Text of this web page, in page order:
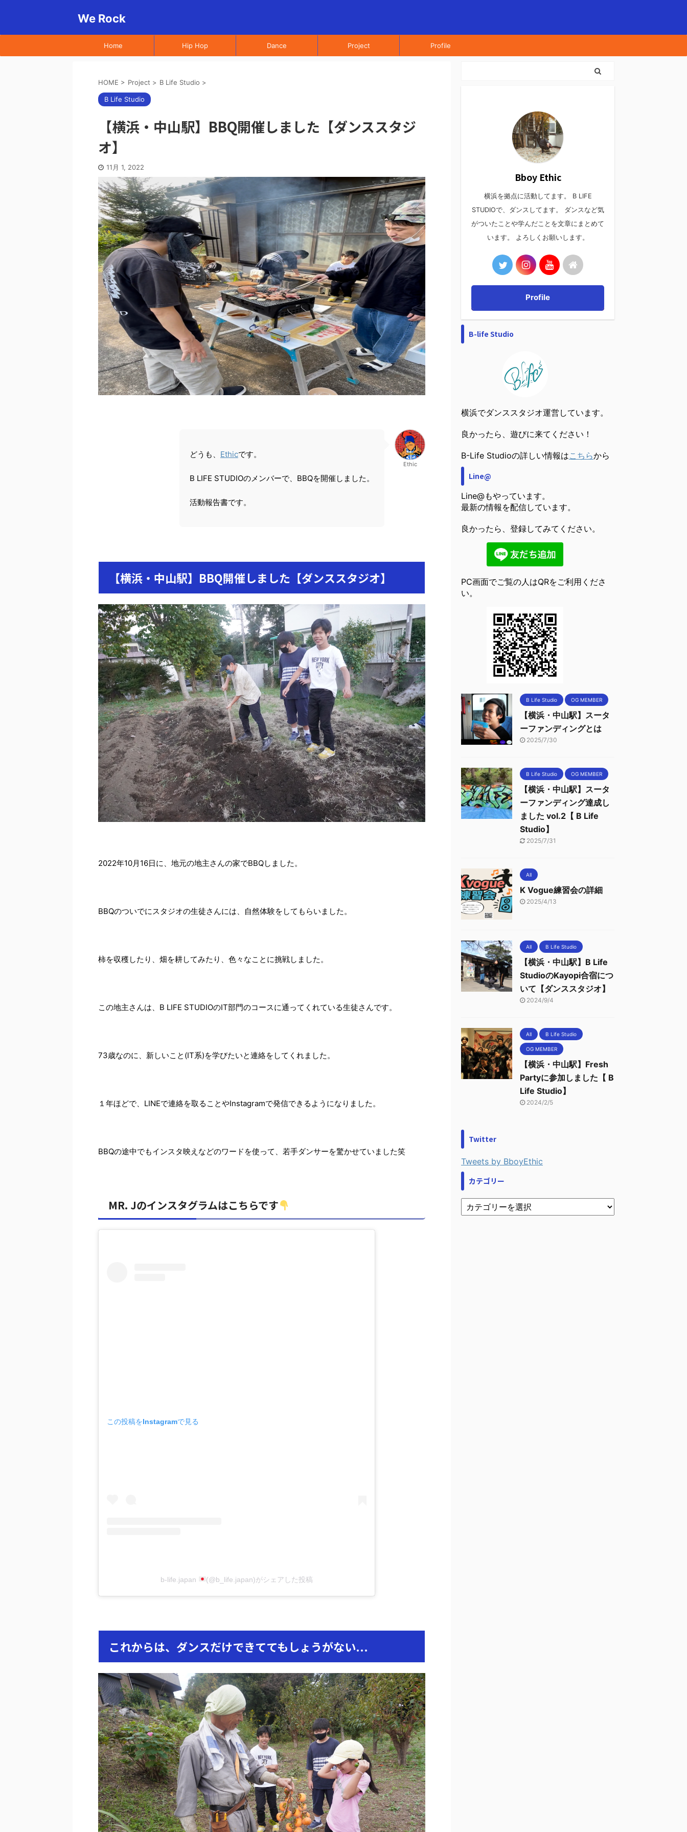
We Rock
Home Hip Hop Dance Project Profile
HOME > Project > B Life Studio >
B Life Studio
【横浜・中山駅】BBQ開催しました【ダンススタジ
オ】
11月 1, 2022
どうも、 Ethicです。
B LIFE STUDIOのメンバーで、BBQを開催しました。
活動報告書です。
Ethic
【横浜・中山駅】BBQ開催しました【ダンススタジオ】
2022年10月16日に、地元の地主さんの家でBBQしました。
BBQのついでにスタジオの生徒さんには、自然体験をしてもらいました。
柿を収穫したり、畑を耕してみたり、色々なことに挑戦しました。
この地主さんは、B LIFE STUDIOのIT部門のコースに通ってくれている生徒さんです。
73歳なのに、新しいこと(IT系)を学びたいと連絡をしてくれました。
１年ほどで、LINEで連絡を取ることやInstagramで発信できるようになりました。
BBQの途中でもインスタ映えなどのワードを使って、若手ダンサーを驚かせていました笑
MR. Jのインスタグラムはこちらです
この投稿をInstagramで見る
b-life.japan (@b_life.japan)がシェアした投稿
これからは、ダンスだけできててもしょうがない...
Bboy Ethic
横浜を拠点に活動してます。 B LIFE
STUDIOで、ダンスしてます。 ダンスなど気
がついたことや学んだことを文章にまとめて
います。 よろしくお願いします。
Profile
B-life Studio
横浜でダンススタジオ運営しています。
良かったら、遊びに来てください！
B-Life Studioの詳しい情報はこちらから
Line@
Line@もやっています。
最新の情報を配信しています。
良かったら、登録してみてください。
PC画面でご覧の人はQRをご利用くださ
い。
B Life Studio OG MEMBER
【横浜・中山駅】スータ
ーファンディングとは
2025/7/30
B Life Studio OG MEMBER
【横浜・中山駅】スータ
ーファンディング達成し
ました vol.2【 B Life
Studio】
2025/7/31
All
K Vogue練習会の詳細
2025/4/13
All B Life Studio
【横浜・中山駅】B Life
StudioのKayopi合宿につ
いて【ダンススタジオ】
2024/9/4
All B Life Studio
OG MEMBER
【横浜・中山駅】Fresh
Partyに参加しました【 B
Life Studio】
2024/2/5
Twitter
Tweets by BboyEthic
カテゴリー